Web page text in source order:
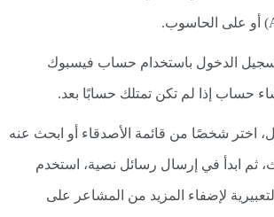
الدخول باستخدام حساب فيسبوك
حساب إذا لم تكن تمتلك حسابًا بعد.
اختر شخصًا من قائمة الأصدقاء أو ابحث عنه
ثم ابدأ في إرسال رسائل نصية، استخدم
لإضفاء المزيد من المشاعر على